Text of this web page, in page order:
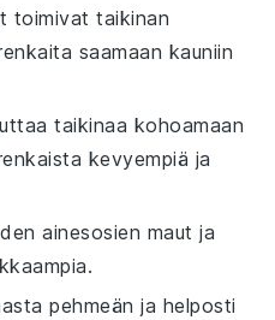
toimivat taikinan
saamaan kauniin
taikinaa kohoamaan
kevyempiä ja
ainesosien maut ja
pehmeän ja helposti